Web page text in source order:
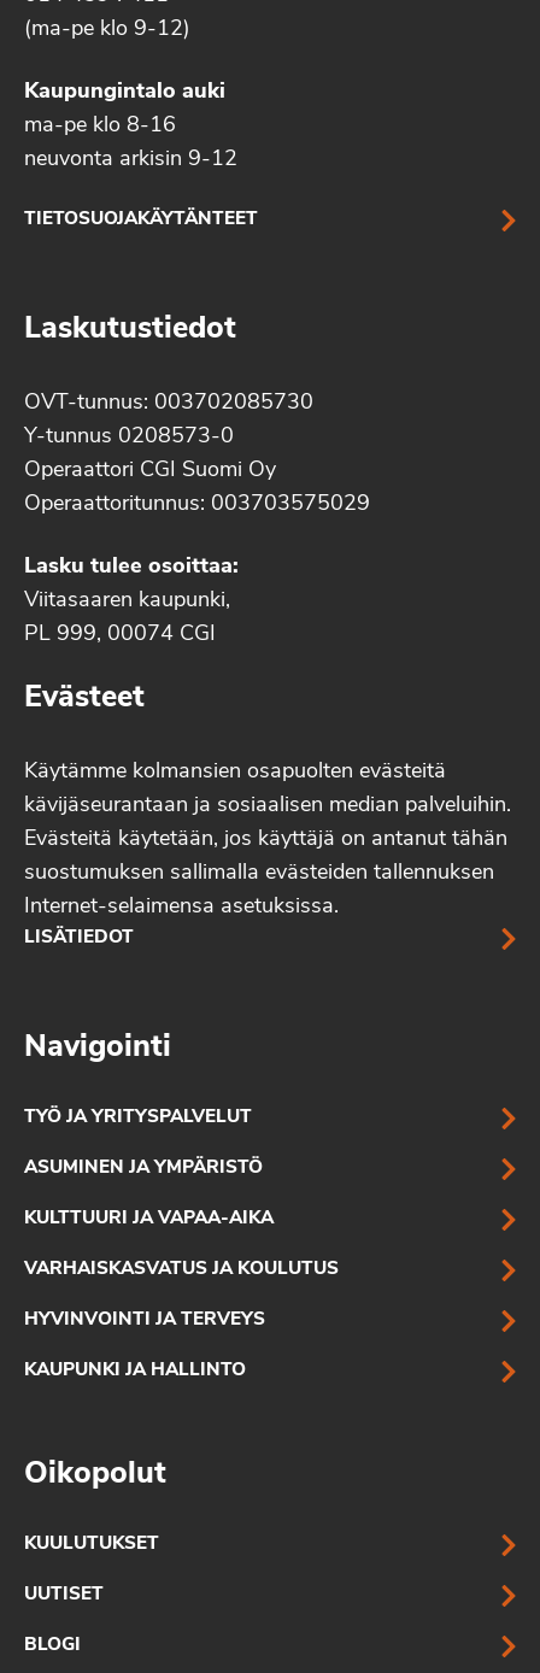
(ma-pe klo 9-12)
Kaupungintalo auki
ma-pe klo 8-16
neuvonta arkisin 9-12
TIETOSUOJAKÄYTÄNTEET
Laskutustiedot
OVT-tunnus: 003702085730
Y-tunnus 0208573-0
Operaattori CGI Suomi Oy
Operaattoritunnus: 003703575029
Lasku tulee osoittaa:
Viitasaaren kaupunki,
PL 999, 00074 CGI
Evästeet
Käytämme kolmansien osapuolten evästeitä
kävijäseurantaan ja sosiaalisen median palveluihin.
Evästeitä käytetään, jos käyttäjä on antanut tähän
suostumuksen sallimalla evästeiden tallennuksen
Internet-selaimensa asetuksissa.
LISÄTIEDOT
Navigointi
TYÖ JA YRITYSPALVELUT
ASUMINEN JA YMPÄRISTÖ
KULTTUURI JA VAPAA-AIKA
VARHAISKASVATUS JA KOULUTUS
HYVINVOINTI JA TERVEYS
KAUPUNKI JA HALLINTO
Oikopolut
KUULUTUKSET
UUTISET
BLOGI